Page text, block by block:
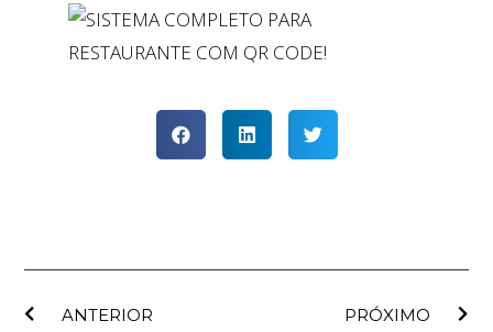
ANTERIOR PRÓXIMO